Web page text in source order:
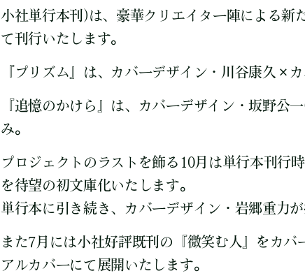
小社単行本刊)は、豪華クリエイター陣による新
て刊行いたします。
『プリズム』は、カバーデザイン・川谷康久×
『追憶のかけら』は、カバーデザイン・坂野公
み。
プロジェクトのラストを飾る10月は単行本刊行
を待望の初文庫化いたします。
単行本に引き続き、カバーデザイン・岩郷重力が
また7月には小社好評既刊の『微笑む人』をカ
アルカバーにて展開いたします。